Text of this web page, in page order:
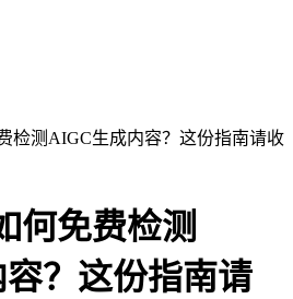
检测AIGC生成内容？这份指南请收
何免费检测
？这份指南请